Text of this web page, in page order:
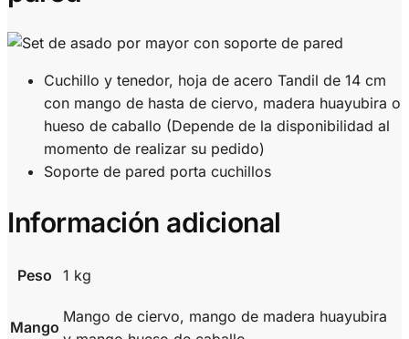
Cuchillo y tenedor, hoja de acero Tandil de 14 cm
con mango de hasta de ciervo, madera huayubira o
hueso de caballo (Depende de la disponibilidad al
momento de realizar su pedido)
Soporte de pared porta cuchillos
Información adicional
Peso 1 kg
Mango
Mango de ciervo, mango de madera huayubira